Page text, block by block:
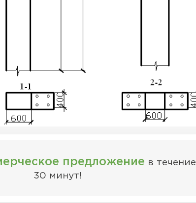
предложение в течение
30 минут!